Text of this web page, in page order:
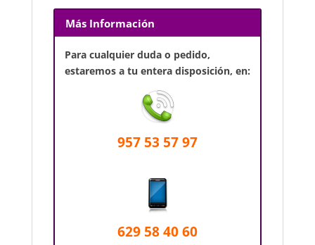
Más Información
Para cualquier duda o pedido,
estaremos a tu entera disposición, en:
957 53 57 97
629 58 40 60